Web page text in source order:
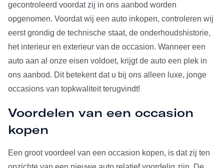
gecontroleerd voordat zij in ons aanbod worden
opgenomen. Voordat wij een auto inkopen, controleren wij
eerst grondig de technische staat, de onderhoudshistorie,
het interieur en exterieur van de occasion. Wanneer een
auto aan al onze eisen voldoet, krijgt de auto een plek in
ons aanbod. Dit betekent dat u bij ons alleen luxe, jonge
occasions van topkwaliteit terugvindt!
Voordelen van een occasion
kopen
Een groot voordeel van een occasion kopen, is dat zij ten